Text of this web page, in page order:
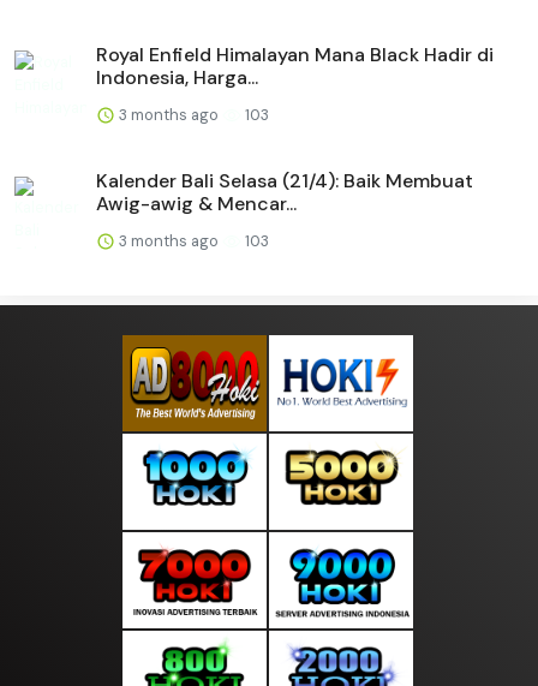
Royal Enfield Himalayan Mana Black Hadir di
Indonesia, Harga...
3 months ago 103
Kalender Bali Selasa (21/4): Baik Membuat
Awig-awig & Mencar...
3 months ago 103